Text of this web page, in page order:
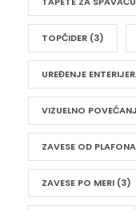
TOPČIDER (3)
UREĐENJE
VIZUELNO
ZAVESE OD
ZAVESE PO MERI (3)